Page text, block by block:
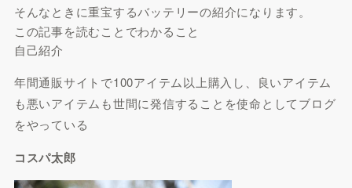
そんなときに重宝するバッテリーの紹介になります。
この記事を読むことでわかること
自己紹介
年間通販サイト で100アイテム以上購入 し、良いアイテム
も悪いアイテムも世間に発信することを使命としてブログ
をやっている
コスパ太郎